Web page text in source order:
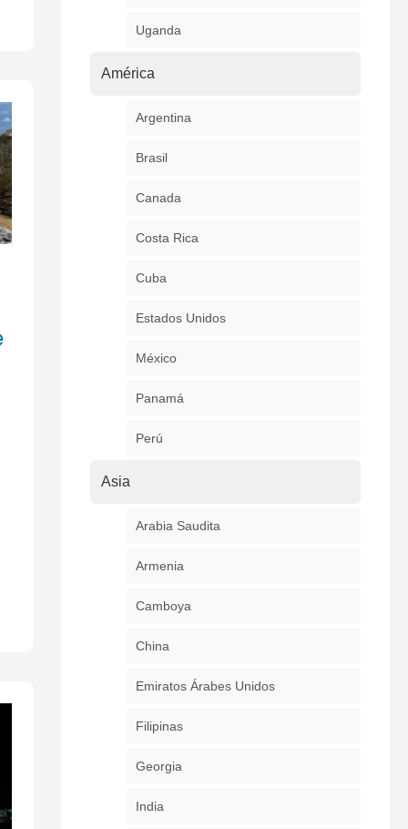
Uganda
América
Argentina
Brasil
Canada
Costa Rica
Cuba
Estados Unidos
México
Panamá
Perú
Asia
Arabia Saudita
Armenia
Camboya
China
Emiratos Árabes Unidos
Filipinas
Georgia
India